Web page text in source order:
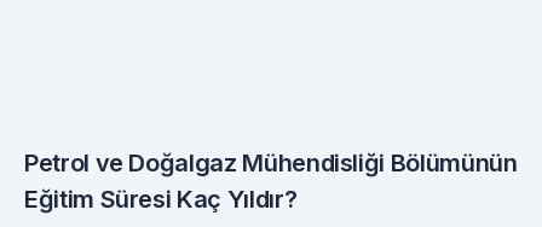
Petrol ve Doğalgaz Mühendisliği Bölümünün
Eğitim Süresi Kaç Yıldır?